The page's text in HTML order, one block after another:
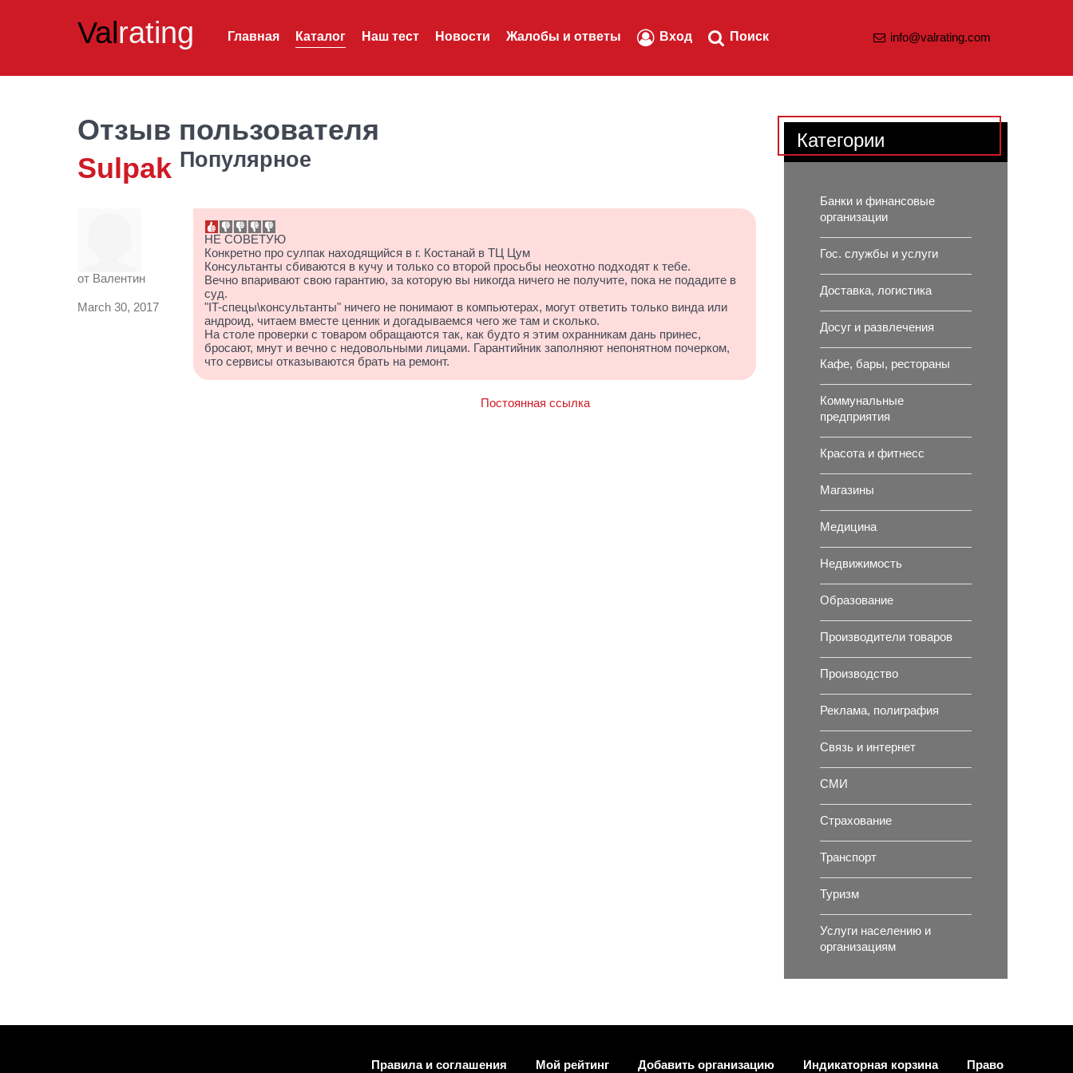
Valrating Главная Каталог Наш тест Новости Жалобы и ответы Вход Поиск info@valrating.com
Отзыв пользователя
Sulpak Популярное
от Валентин
March 30, 2017
НЕ СОВЕТУЮ
Конкретно про сулпак находящийся в г. Костанай в ТЦ Цум
Консультанты сбиваются в кучу и только со второй просьбы неохотно подходят к тебе.
Вечно впаривают свою гарантию, за которую вы никогда ничего не получите, пока не подадите в
суд.
"IT-спецы\консультанты" ничего не понимают в компьютерах, могут ответить только винда или
андроид, читаем вместе ценник и догадываемся чего же там и сколько.
На столе проверки с товаром обращаются так, как будто я этим охранникам дань принес,
бросают, мнут и вечно с недовольными лицами. Гарантийник заполняют непонятном почерком,
что сервисы отказываются брать на ремонт.
Постоянная ссылка
Категории
Банки и финансовые
организации
Гос. службы и услуги
Доставка, логистика
Досуг и развлечения
Кафе, бары, рестораны
Коммунальные
предприятия
Красота и фитнесс
Магазины
Медицина
Недвижимость
Образование
Производители товаров
Производство
Реклама, полиграфия
Связь и интернет
СМИ
Страхование
Транспорт
Туризм
Услуги населению и
организациям
Правила и соглашения Мой рейтинг Добавить организацию Индикаторная корзина Право